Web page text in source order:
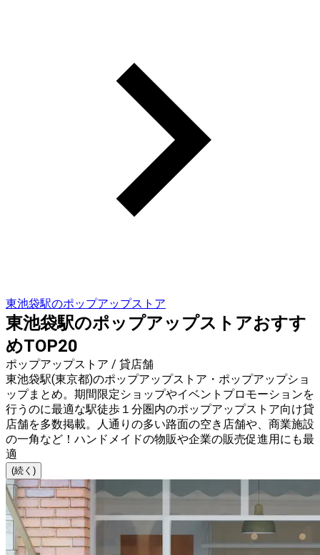
東池袋駅のポップアップストア
東池袋駅のポップアップストアおすす
めTOP20
ポップアップストア / 貸店舗
東池袋駅(東京都)のポップアップストア・ポップアップショ
ップまとめ。期間限定ショップやイベントプロモーションを
行うのに最適な駅徒歩１分圏内のポップアップストア向け貸
店舗を多数掲載。人通りの多い路面の空き店舗や、商業施設
の一角など！ハンドメイドの物販や企業の販売促進用にも最
適
(続く)